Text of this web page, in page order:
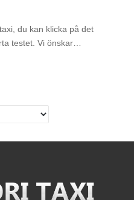
du kan klicka på det
testet. Vi önskar…